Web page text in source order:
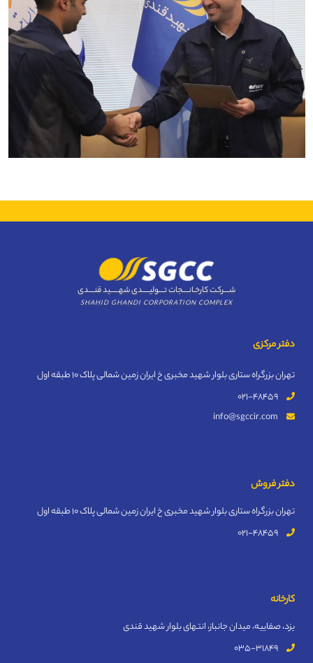
شــــرکت کارخـانــــجات تــــولیـــــدی شهــــــید قنــــدی
SHAHID GHANDI CORPORATION COMPLEX
دفتر مرکزی
تهران بزرگراه ستاری بلوار شهید مخبری خ ایران زمین شمالی پلاک 10 طبقه اول
دفتر فروش
تهران بزرگراه ستاری بلوار شهید مخبری خ ایران زمین شمالی پلاک 10 طبقه اول
کارخانه
یزد، صفاییه، میدان جانباز، انتهای بلوار شهید قندی